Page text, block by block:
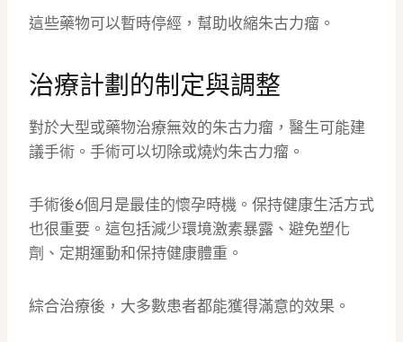
這些藥物可以暫時停經，幫助收縮朱古力瘤。
治療計劃的制定與調整
對於大型或藥物治療無效的朱古力瘤，醫生可能建
議手術。手術可以切除或燒灼朱古力瘤。
手術後6個月是最佳的懷孕時機。保持健康生活方式
也很重要。這包括減少環境激素暴露、避免塑化
劑、定期運動和保持健康體重。
綜合治療後，大多數患者都能獲得滿意的效果。